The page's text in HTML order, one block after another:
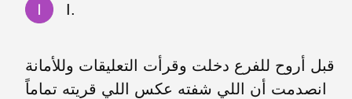
I.
قبل أروح للفرع دخلت وقرأت التعليقات وللأمانة
انصدمت أن اللي شفته عكس اللي قريته تماماً